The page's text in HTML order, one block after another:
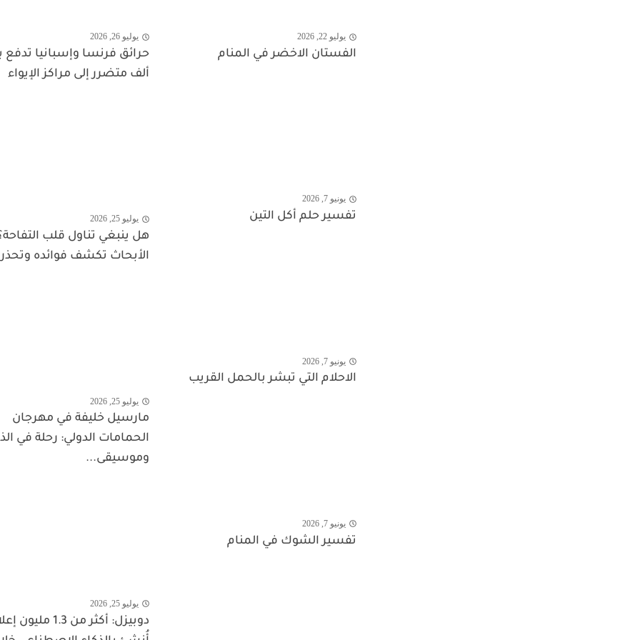
يوليو 22, 2026
الفستان الاخضر في المنام
يونيو 7, 2026
تفسير حلم أكل التين
يونيو 7, 2026
الاحلام التي تبشر بالحمل القريب
يونيو 7, 2026
تفسير الشوك في المنام
يوليو 26, 2026
ألف متضرر إلى مراكز الإيواء
يوليو 25, 2026
هل ينبغي تناول قلب
الأبحاث تكشف فوائده
يوليو 25, 2026
مارسيل خليفة في مهرجان
الحمامات الدولي: رحلة في
وموسيقى...
يوليو 25, 2026
دوبيزل: أكثر من 1.3